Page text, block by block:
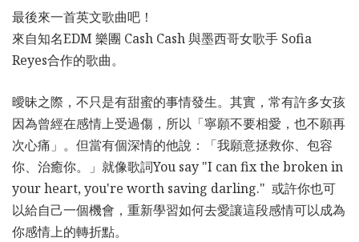
最後來一首英文歌曲吧！
來自知名EDM 樂團 Cash Cash 與墨西哥女歌手 Sofia
Reyes合作的歌曲。
曖昧之際，不只是有甜蜜的事情發生。其實，常有許多女孩
因為曾經在感情上受過傷，所以「寧願不要相愛，也不願再
次心痛」。但當有個深情的他說：「我願意拯救你、包容
你、治癒你。」就像歌詞You say "I can fix the broken in
your heart, you're worth saving darling." 或許你也可
以給自己一個機會，重新學習如何去愛讓這段感情可以成為
你感情上的轉折點。